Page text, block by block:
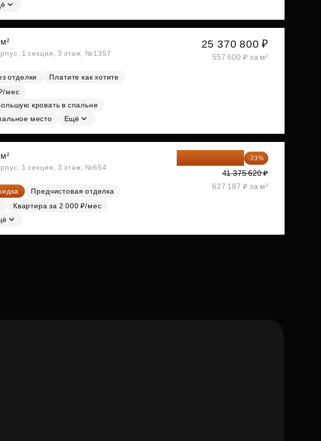
1 секция, 3 этаж, №1357
отделки
Платите как хотите
мес
кровать в спальне
место
Ещё
25 370 800 ₽
557 600 ₽ за м²
1 секция, 3 этаж, №654
Предчистовая отделка
Квартира за 2 000 ₽/мес
-33%
41 375 620 ₽
627 187 ₽ за м²